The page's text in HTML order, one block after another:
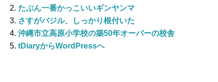
たぶん一番かっこいいギンヤンマ
さすがバジル、しっかり根付いた
沖縄市立高原小学校の築50年オーバーの校舎
tDiaryからWordPressへ